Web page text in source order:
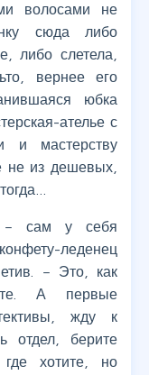
волосами не
сюда либо
либо слетела,
вернее его
юбка
ателье с
и мастерству
не из дешевых,
– сам у себя
леденец
– Это, как
А первые
жду к
отдел, берите
хотите, но